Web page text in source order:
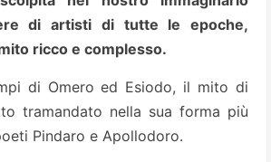
di artisti di tutte le epoche,
ricco e complesso.
di Omero ed Esiodo, il mito di
tramandato nella sua forma più
Pindaro e Apollodoro.